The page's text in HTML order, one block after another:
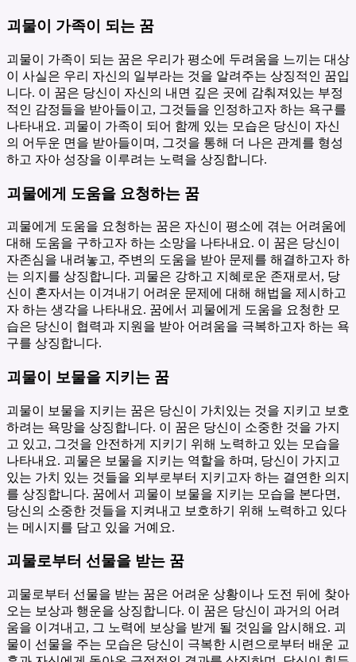
괴물이 가족이 되는 꿈
괴물이 가족이 되는 꿈은 우리가 평소에 두려움을 느끼는 대상
이 사실은 우리 자신의 일부라는 것을 알려주는 상징적인 꿈입
니다. 이 꿈은 당신이 자신의 내면 깊은 곳에 감춰져있는 부정
적인 감정들을 받아들이고, 그것들을 인정하고자 하는 욕구를
나타내요. 괴물이 가족이 되어 함께 있는 모습은 당신이 자신
의 어두운 면을 받아들이며, 그것을 통해 더 나은 관계를 형성
하고 자아 성장을 이루려는 노력을 상징합니다.
괴물에게 도움을 요청하는 꿈
괴물에게 도움을 요청하는 꿈은 자신이 평소에 겪는 어려움에
대해 도움을 구하고자 하는 소망을 나타내요. 이 꿈은 당신이
자존심을 내려놓고, 주변의 도움을 받아 문제를 해결하고자 하
는 의지를 상징합니다. 괴물은 강하고 지혜로운 존재로서, 당
신이 혼자서는 이겨내기 어려운 문제에 대해 해법을 제시하고
자 하는 생각을 나타내요. 꿈에서 괴물에게 도움을 요청한 모
습은 당신이 협력과 지원을 받아 어려움을 극복하고자 하는 욕
구를 상징합니다.
괴물이 보물을 지키는 꿈
괴물이 보물을 지키는 꿈은 당신이 가치있는 것을 지키고 보호
하려는 욕망을 상징합니다. 이 꿈은 당신이 소중한 것을 가지
고 있고, 그것을 안전하게 지키기 위해 노력하고 있는 모습을
나타내요. 괴물은 보물을 지키는 역할을 하며, 당신이 가지고
있는 가치 있는 것들을 외부로부터 지키고자 하는 결연한 의지
를 상징합니다. 꿈에서 괴물이 보물을 지키는 모습을 본다면,
당신의 소중한 것들을 지켜내고 보호하기 위해 노력하고 있다
는 메시지를 담고 있을 거예요.
괴물로부터 선물을 받는 꿈
괴물로부터 선물을 받는 꿈은 어려운 상황이나 도전 뒤에 찾아
오는 보상과 행운을 상징합니다. 이 꿈은 당신이 과거의 어려
움을 이겨내고, 그 노력에 보상을 받게 될 것임을 암시해요. 괴
물이 선물을 주는 모습은 당신이 극복한 시련으로부터 배운 교